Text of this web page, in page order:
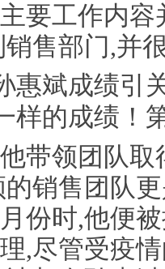
要工作内容
售部门,并
带领团队
销售团队
份时,他便
,尽管受疫